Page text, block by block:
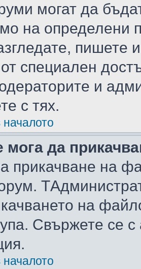
могат да
на определени
пишете
специален
и
с тях.
мога да
прикачване на
на
Свържете се